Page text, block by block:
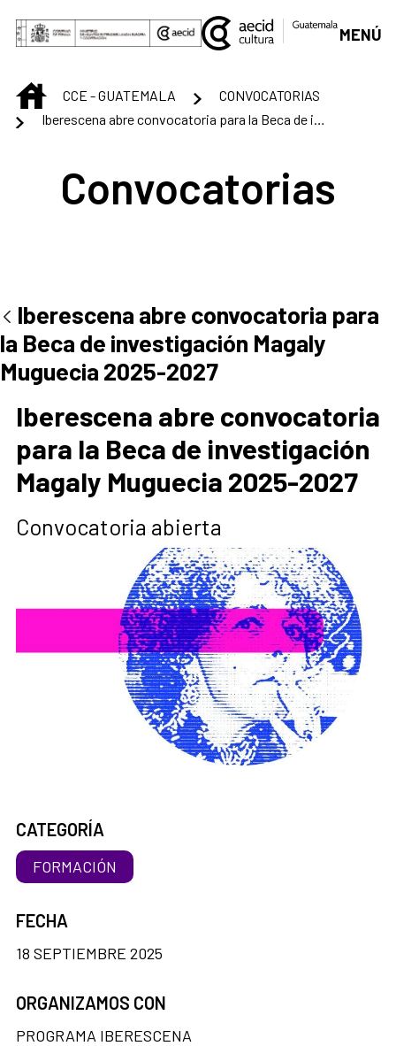
Saltar al contenido principal
MENÚ
INICIOCCE - GUATEMALA
CONVOCATORIAS
Convocatorias
Iberescena abre convocatoria para
la Beca de investigación Magaly
Muguecia 2025-2027
Iberescena abre convocatoria
para la Beca de investigación
Magaly Muguecia 2025-2027
Convocatoria abierta
CATEGORÍA
FORMACIÓN
FECHA
18 SEPTIEMBRE 2025
ORGANIZAMOS CON
PROGRAMA IBERESCENA